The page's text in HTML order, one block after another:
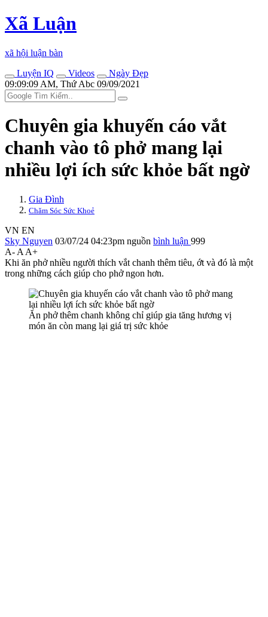
Xã Luận
xã hội luận bàn
Luyện IQ
Videos
Ngày Đẹp
09:09:09 AM, Thứ Abc 09/09/2021
Chuyên gia khuyến cáo vắt
chanh vào tô phở mang lại
nhiều lợi ích sức khỏe bất ngờ
Gia Đình
Chăm Sóc Sức Khoẻ
VN EN
Sky Nguyen 03/07/24 04:23pm nguồn bình luận 999
A- A A+
Khi ăn phở nhiều người thích vắt chanh thêm tiêu, ớt và đó là một
trong những cách giúp cho phở ngon hơn.
Ăn phở thêm chanh không chỉ giúp gia tăng hương vị
món ăn còn mang lại giá trị sức khỏe